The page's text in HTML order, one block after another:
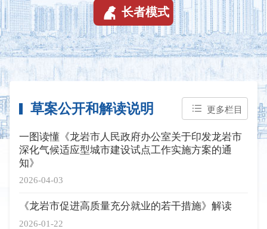
 长者模式
草案公开和解读说明 更多栏目
2026-04-03
一图读懂《龙岩市人民政府办公室关于印发龙岩市
深化气候适应型城市建设试点工作实施方案的通
知》
2026-01-22
《龙岩市促进高质量充分就业的若干措施》解读